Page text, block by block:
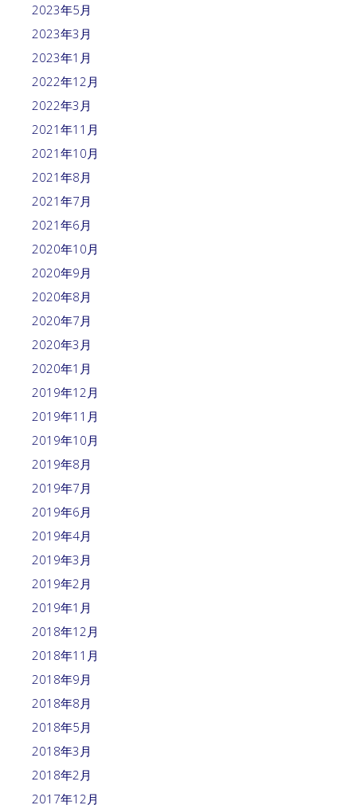
2023年5月
2023年3月
2023年1月
2022年12月
2022年3月
2021年11月
2021年10月
2021年8月
2021年7月
2021年6月
2020年10月
2020年9月
2020年8月
2020年7月
2020年3月
2020年1月
2019年12月
2019年11月
2019年10月
2019年8月
2019年7月
2019年6月
2019年4月
2019年3月
2019年2月
2019年1月
2018年12月
2018年11月
2018年9月
2018年8月
2018年5月
2018年3月
2018年2月
2017年12月